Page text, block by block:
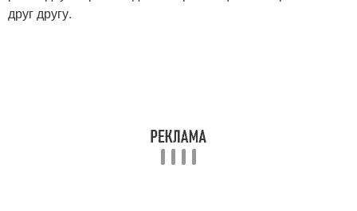
друг другу.